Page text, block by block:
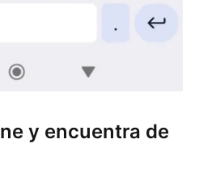
y encuentra de